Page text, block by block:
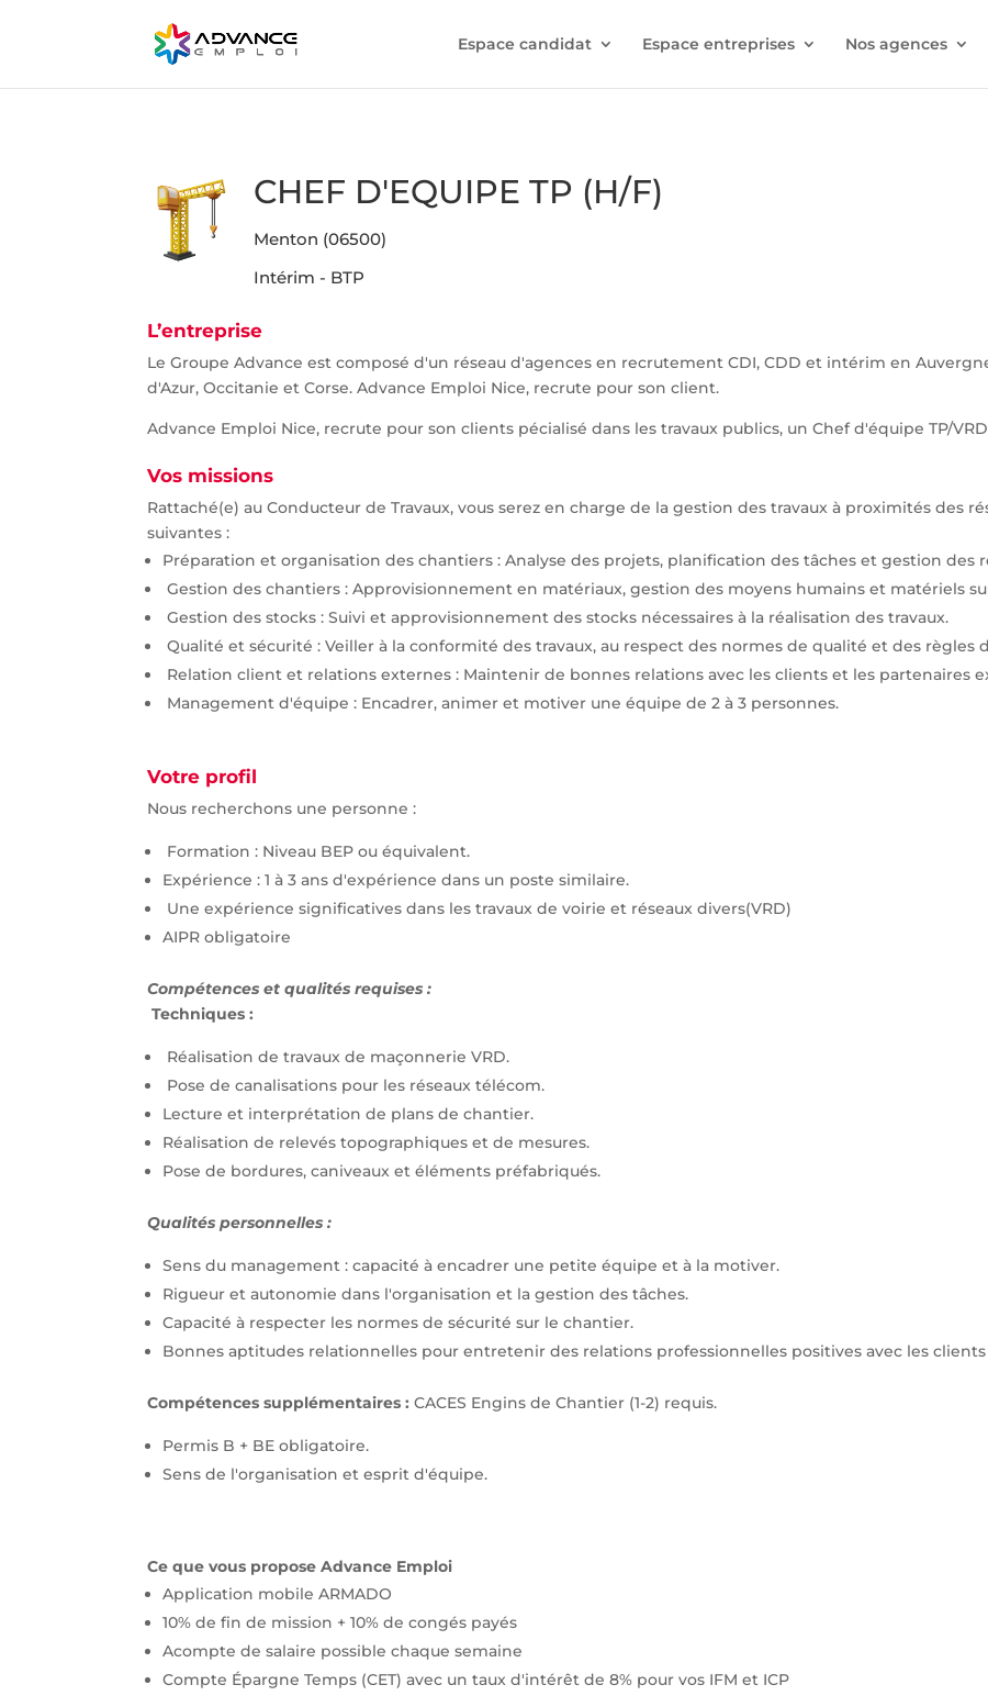
Espace candidat Espace entreprises Nos agences
CHEF D'EQUIPE TP (H/F)
Menton (06500)
Intérim - BTP
L’entreprise
Le Groupe Advance est composé d'un réseau d'agences en recrutement CDI, CDD et intérim en
d'Azur, Occitanie et Corse. Advance Emploi Nice, recrute pour son client.
Advance Emploi Nice, recrute pour son clients pécialisé dans les travaux publics, un Chef d'équipe TP/VRD
Vos missions
Rattaché(e) au Conducteur de Travaux, vous serez en charge de la gestion des travaux à proximités des
suivantes :
Préparation et organisation des chantiers : Analyse des projets, planification des tâches et gestion des
Gestion des chantiers : Approvisionnement en matériaux, gestion des moyens humains et matériels
Gestion des stocks : Suivi et approvisionnement des stocks nécessaires à la réalisation des travaux.
Qualité et sécurité : Veiller à la conformité des travaux, au respect des normes de qualité et des règles
Relation client et relations externes : Maintenir de bonnes relations avec les clients et les partenaires
Management d'équipe : Encadrer, animer et motiver une équipe de 2 à 3 personnes.
Votre profil
Nous recherchons une personne :
Formation : Niveau BEP ou équivalent.
Expérience : 1 à 3 ans d'expérience dans un poste similaire.
Une expérience significatives dans les travaux de voirie et réseaux divers(VRD)
AIPR obligatoire
Compétences et qualités requises :
Techniques :
Réalisation de travaux de maçonnerie VRD.
Pose de canalisations pour les réseaux télécom.
Lecture et interprétation de plans de chantier.
Réalisation de relevés topographiques et de mesures.
Pose de bordures, caniveaux et éléments préfabriqués.
Qualités personnelles :
Sens du management : capacité à encadrer une petite équipe et à la motiver.
Rigueur et autonomie dans l'organisation et la gestion des tâches.
Capacité à respecter les normes de sécurité sur le chantier.
Bonnes aptitudes relationnelles pour entretenir des relations professionnelles positives avec les
Compétences supplémentaires : CACES Engins de Chantier (1-2) requis.
Permis B + BE obligatoire.
Sens de l'organisation et esprit d'équipe.
Ce que vous propose Advance Emploi
Application mobile ARMADO
10% de fin de mission + 10% de congés payés
Acompte de salaire possible chaque semaine
Compte Épargne Temps (CET) avec un taux d'intérêt de 8% pour vos IFM et ICP